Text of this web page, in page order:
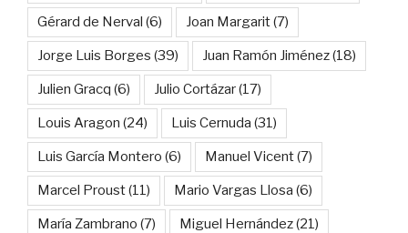
Gérard de Nerval (6) Joan Margarit(7)
Jorge Luis Borges (39) Juan Ramón Jiménez(18)
Julien Gracq (6) Julio Cortázar(17)
Louis Aragon (24) Luis Cernuda (31)
Luis García Montero (6) Manuel Vicent(7)
Marcel Proust(11) Mario Vargas Llosa (6)
María Zambrano (7) Miguel Hernández(21)